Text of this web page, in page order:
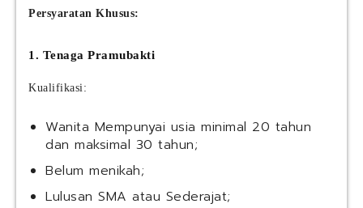
Persyaratan Khusus:
1. Tenaga Pramubakti
Kualifikasi:
Wanita Mempunyai usia minimal 20 tahun
dan maksimal 30 tahun;
Belum menikah;
Lulusan SMA atau Sederajat;